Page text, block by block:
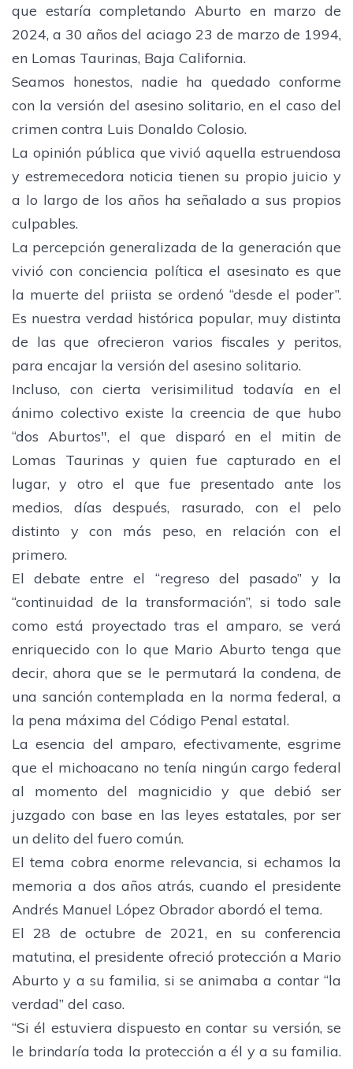
que estaría completando Aburto en marzo de
2024, a 30 años del aciago 23 de marzo de 1994,
en Lomas Taurinas, Baja California.
Seamos honestos, nadie ha quedado conforme
con la versión del asesino solitario, en el caso del
crimen contra Luis Donaldo Colosio.
La opinión pública que vivió aquella estruendosa
y estremecedora noticia tienen su propio juicio y
a lo largo de los años ha señalado a sus propios
culpables.
La percepción generalizada de la generación que
vivió con conciencia política el asesinato es que
la muerte del priista se ordenó “desde el poder”.
Es nuestra verdad histórica popular, muy distinta
de las que ofrecieron varios fiscales y peritos,
para encajar la versión del asesino solitario.
Incluso, con cierta verisimilitud todavía en el
ánimo colectivo existe la creencia de que hubo
“dos Aburtos", el que disparó en el mitin de
Lomas Taurinas y quien fue capturado en el
lugar, y otro el que fue presentado ante los
medios, días después, rasurado, con el pelo
distinto y con más peso, en relación con el
primero.
El debate entre el “regreso del pasado” y la
“continuidad de la transformación”, si todo sale
como está proyectado tras el amparo, se verá
enriquecido con lo que Mario Aburto tenga que
decir, ahora que se le permutará la condena, de
una sanción contemplada en la norma federal, a
la pena máxima del Código Penal estatal.
La esencia del amparo, efectivamente, esgrime
que el michoacano no tenía ningún cargo federal
al momento del magnicidio y que debió ser
juzgado con base en las leyes estatales, por ser
un delito del fuero común.
El tema cobra enorme relevancia, si echamos la
memoria a dos años atrás, cuando el presidente
Andrés Manuel López Obrador abordó el tema.
El 28 de octubre de 2021, en su conferencia
matutina, el presidente ofreció protección a Mario
Aburto y a su familia, si se animaba a contar “la
verdad” del caso.
“Si él estuviera dispuesto en contar su versión, se
le brindaría toda la protección a él y a su familia.